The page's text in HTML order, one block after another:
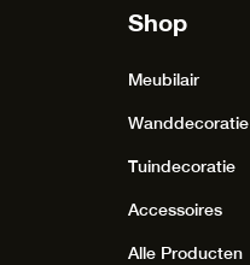
Shop
Meubilair
Wanddecoratie
Tuindecoratie
Accessoires
Alle Producten